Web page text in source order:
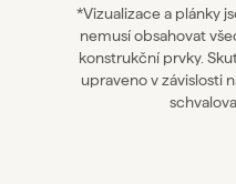
*Vizualizace a plánky
nemusí obsahovat
konstrukční prvky.
upraveno v závislosti